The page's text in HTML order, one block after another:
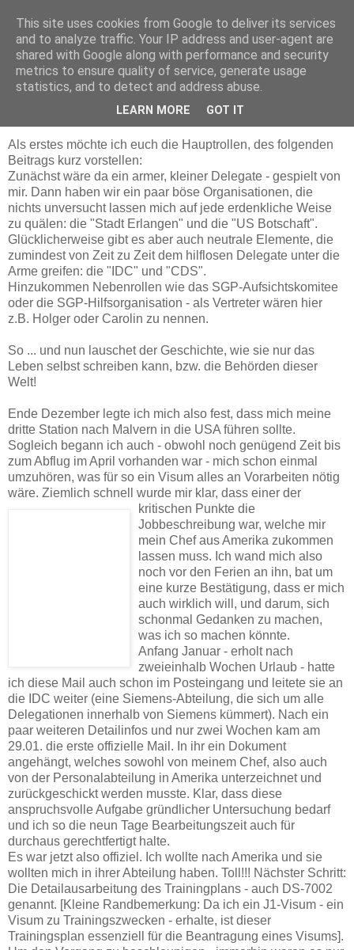
Delegation in Malvern
Dienstag, 10. März 2009
Passierschein A38
Als erstes möchte ich euch die Hauptrollen, des folgenden
Beitrags kurz vorstellen:
Zunächst wäre da ein armer, kleiner Delegate - gespielt von
mir. Dann haben wir ein paar böse Organisationen, die
nichts unversucht lassen mich auf jede erdenkliche Weise
zu quälen: die "Stadt Erlangen" und die "US Botschaft".
Glücklicherweise gibt es aber auch neutrale Elemente, die
zumindest von Zeit zu Zeit dem hilflosen Delegate unter die
Arme greifen: die "IDC" und "CDS".
Hinzukommen Nebenrollen wie das SGP-Aufsichtskomitee
oder die SGP-Hilfsorganisation - als Vertreter wären hier
z.B. Holger oder Carolin zu nennen.
So ... und nun lauschet der Geschichte, wie sie nur das
Leben selbst schreiben kann, bzw. die Behörden dieser
Welt!
Ende Dezember legte ich mich also fest, dass mich meine
dritte Station nach Malvern in die USA führen sollte.
Sogleich begann ich auch - obwohl noch genügend Zeit bis
zum Abflug im April vorhanden war - mich schon einmal
umzuhören, was für so ein Visum alles an Vorarbeiten nötig
wäre. Ziemlich schnell wurde mir klar, dass einer der
kritischen Punkte die
Jobbeschreibung war, welche mir
mein Chef aus Amerika zukommen
lassen muss. Ich wand mich also
noch vor den Ferien an ihn, bat um
eine kurze Bestätigung, dass er mich
auch wirklich will, und darum, sich
schonmal Gedanken zu machen,
was ich so machen könnte.
Anfang Januar - erholt nach
zweieinhalb Wochen Urlaub - hatte
ich diese Mail auch schon im Posteingang und leitete sie an
die IDC weiter (eine Siemens-Abteilung, die sich um alle
Delegationen innerhalb von Siemens kümmert). Nach ein
paar weiteren Detailinfos und nur zwei Wochen kam am
29.01. die erste offizielle Mail. In ihr ein Dokument
angehängt, welches sowohl von meinem Chef, also auch
von der Personalabteilung in Amerika unterzeichnet und
zurückgeschickt werden musste. Klar, dass diese
anspruchsvolle Aufgabe gründlicher Untersuchung bedarf
und ich so die neun Tage Bearbeitungszeit auch für
durchaus gerechtfertigt halte.
Es war jetzt also offiziel. Ich wollte nach Amerika und sie
wollten mich in ihrer Abteilung haben. Toll!!! Nächster Schritt:
Die Detailausarbeitung des Trainingplans - auch DS-7002
genannt. [Kleine Randbemerkung: Da ich ein J1-Visum - ein
Visum zu Trainingszwecken - erhalte, ist dieser
Trainingsplan essenziell für die Beantragung eines Visums].
This site uses cookies from Google to deliver its services
and to analyze traffic. Your IP address and user-agent are
shared with Google along with performance and security
metrics to ensure quality of service, generate usage
statistics, and to detect and address abuse.
LEARN MORE GOT IT